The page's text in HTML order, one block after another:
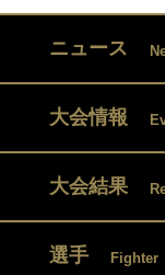
ニュース
大会情報
大会結果
選手 Fighter